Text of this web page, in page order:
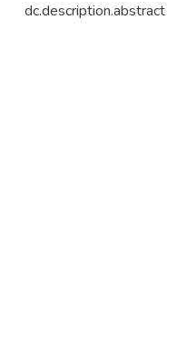
dc.description.abstract